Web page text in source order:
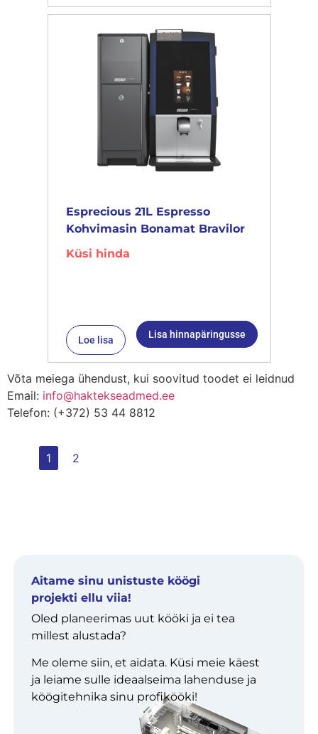
Esprecious 21L Espresso
Kohvimasin Bonamat Bravilor
Küsi hinda
Loe lisa Lisa hinnapäringusse
Võta meiega ühendust, kui soovitud toodet ei leidnud
Email: info@haktekseadmed.ee
Telefon: (+372) 53 44 8812
1 2
Aitame sinu unistuste köögi
projekti ellu viia!
Oled planeerimas uut kööki ja ei tea
millest alustada?
Me oleme siin, et aidata. Küsi meie käest
ja leiame sulle ideaalseima lahenduse ja
köögitehnika sinu profikööki!